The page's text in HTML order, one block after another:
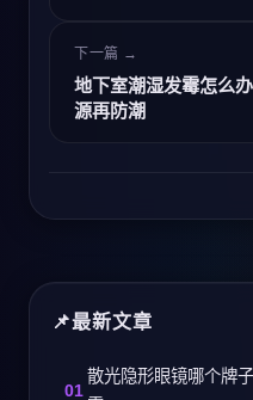
下一篇 →
地下室潮湿发霉怎么
源再防潮
最新文章
散光隐形眼镜哪个牌